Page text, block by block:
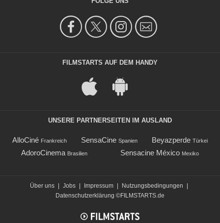
FILMSTARTS AUF DEM HANDY
UNSERE PARTNERSEITEN IM AUSLAND
AlloCiné Frankreich SensaCine Spanien Beyazperde Türkei
AdoroCinema Brasilien Sensacine México Mexiko
Über uns Jobs Impressum Nutzungsbedingungen
Datenschutzerklärung ©FILMSTARTS.de